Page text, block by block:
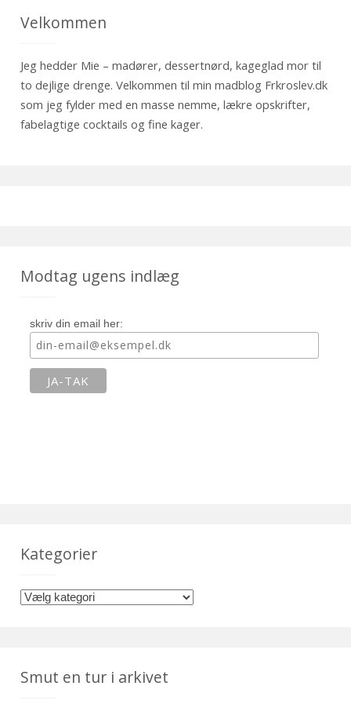
Velkommen
Jeg hedder Mie – madører, dessertnørd, kageglad mor til
to dejlige drenge. Velkommen til min madblog Frkroslev.dk
som jeg fylder med en masse nemme, lækre opskrifter,
fabelagtige cocktails og fine kager.
Modtag ugens indlæg
skriv din email her:
Kategorier
K
g
Smut en tur i arkivet